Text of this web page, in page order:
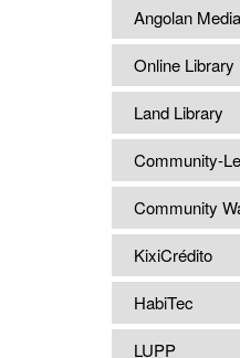
Angolan
Online Library
Land Library
Community-
Community
KixiCrédito
HabiTec
LUPP